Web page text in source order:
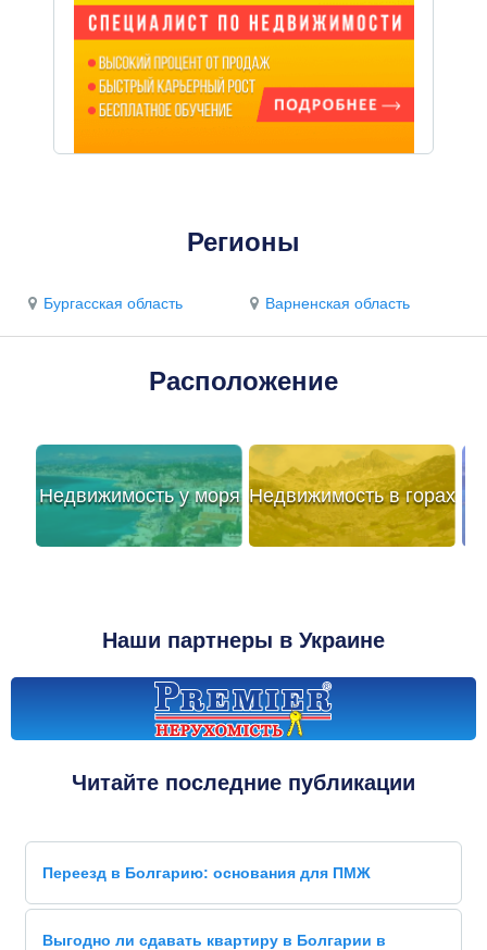
Регионы
Бургасская область Варненская область
Расположение
Недвижимость у моря Недвижимость в горах
Наши партнеры в Украине
Читайте последние публикации
Переезд в Болгарию: основания для ПМЖ
Выгодно ли сдавать квартиру в Болгарии в